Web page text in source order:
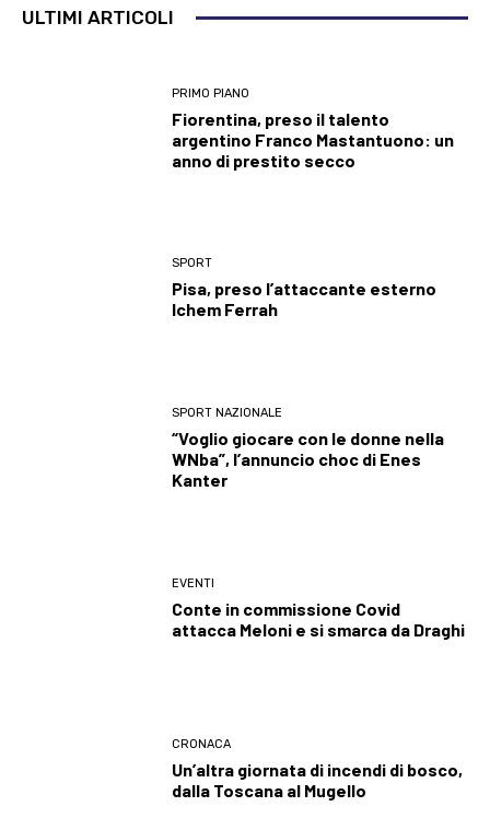
ULTIMI ARTICOLI
PRIMO PIANO
Fiorentina, preso il talento
argentino Franco Mastantuono: un
anno di prestito secco
SPORT
Pisa, preso l’attaccante esterno
Ichem Ferrah
SPORT NAZIONALE
“Voglio giocare con le donne nella
WNba”, l’annuncio choc di Enes
Kanter
EVENTI
Conte in commissione Covid
attacca Meloni e si smarca da Draghi
CRONACA
Un’altra giornata di incendi di bosco,
dalla Toscana al Mugello